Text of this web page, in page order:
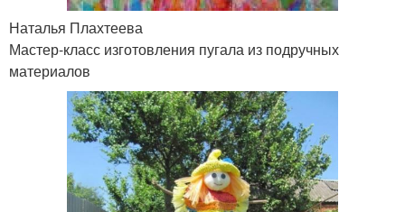
Наталья Плахтеева
Мастер-класс изготовления пугала из подручных
материалов